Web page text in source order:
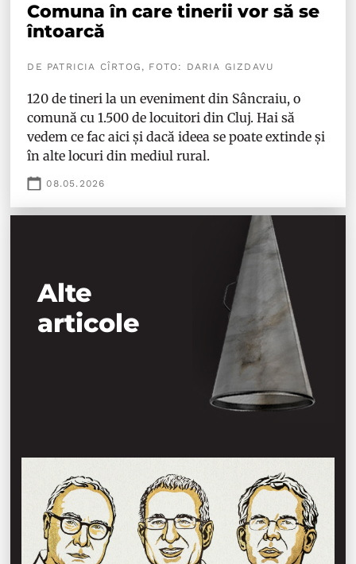
Comuna în care tinerii vor să se
întoarcă
DE PATRICIA CÎRTOG, FOTO: DARIA GIZDAVU
120 de tineri la un eveniment din Sâncraiu, o
comună cu 1.500 de locuitori din Cluj. Hai să
vedem ce fac aici și dacă ideea se poate extinde și
în alte locuri din mediul rural.
08.05.2026
Alte
articole